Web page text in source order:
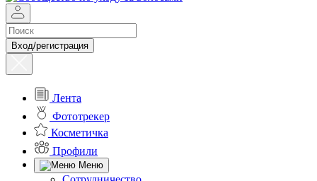
Вход/регистрация
Лента
Фототрекер
Косметичка
Профили
Меню